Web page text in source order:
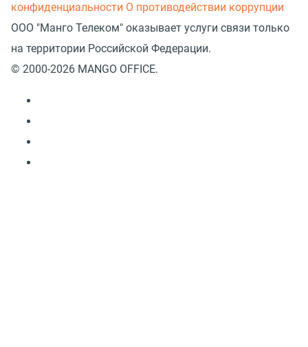
конфиденциальности О противодействии коррупции
ООО "Манго Телеком" оказывает услуги связи только
на территории Российской Федерации.
© 2000-2026 MANGO OFFICE.